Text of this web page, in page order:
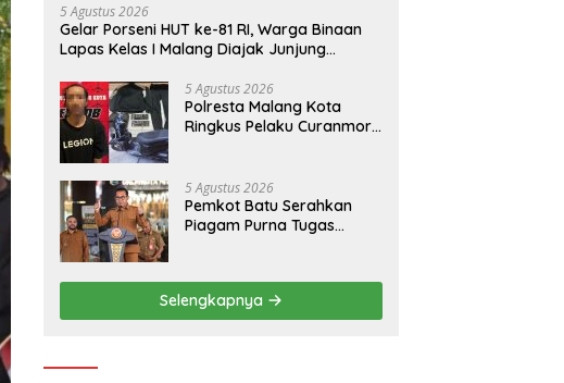
5 Agustus 2026
Gelar Porseni HUT ke-81 RI, Warga Binaan
Lapas Kelas I Malang Diajak Junjung
5 Agustus 2026
Polresta Malang Kota
Ringkus Pelaku Curanmor,
5 Agustus 2026
Pemkot Batu Serahkan
Piagam Purna Tugas
Utama
Selengkapnya